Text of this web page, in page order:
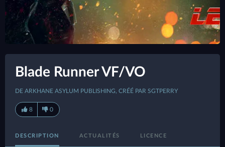
Blade Runner VF/VO
DE ARKHANE ASYLUM PUBLISHING, CRÉÉ PAR SGTPERRY
8 0
DESCRIPTION ACTUALITÉS LICENCE